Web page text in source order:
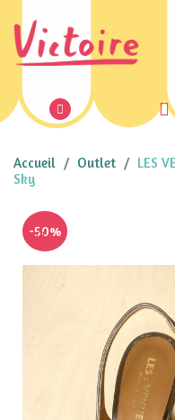
Accueil Outlet
LES
Sky
-50%